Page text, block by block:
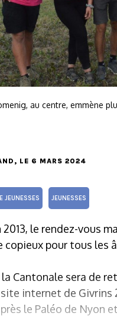
au centre, emmène
, LE 6 MARS 2024
JEUNESSES JEUNESSES
2013, le rendez-vous
copieux pour tous les
Cantonale sera de
site internet de
le Paléo de Nyon